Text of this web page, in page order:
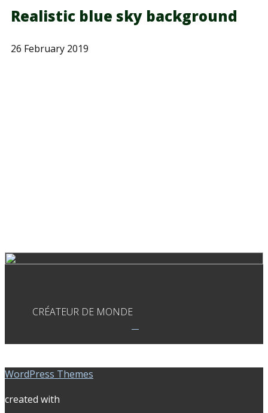
Realistic blue sky background
26 February 2019
CRÉATEUR DE MONDE
WordPress Themes
created with